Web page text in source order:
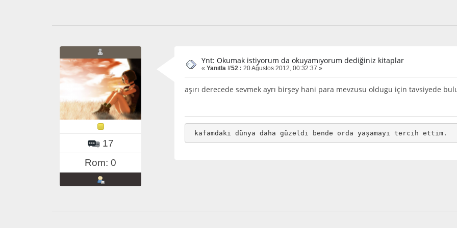
17
Rom: 0
Ynt: Okumak istiyorum da okuyamıyorum dediğiniz kitaplar
« Yanıtla #52 : 20 Ağustos 2012, 00:32:37 »
aşırı derecede sevmek ayrı birşey hani para mevzusu oldugu için tavsiyede
kafamdaki dünya daha güzeldi bende orda yaşamayı tercih ettim.